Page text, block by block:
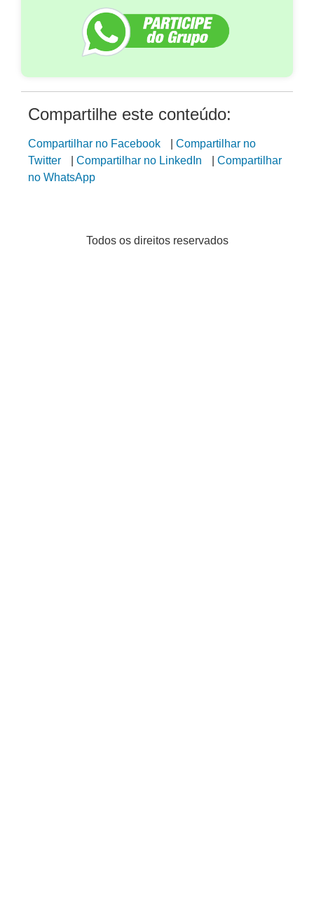
Compartilhe este conteúdo:
Compartilhar no Facebook
Compartilhar no
Twitter
Compartilhar no LinkedIn
Compartilhar
no WhatsApp
Todos os direitos reservados